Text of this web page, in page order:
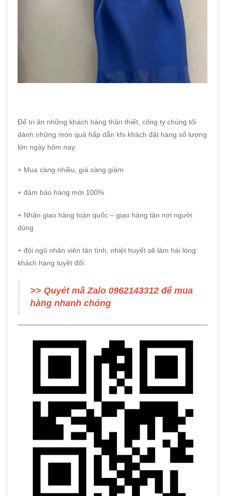
Để tri ân những khách hàng thân thiết, công ty chúng tôi
dành những món quà hấp dẫn khi khách đặt hàng số lượng
lớn ngày hôm nay:
+ Mua càng nhiều, giá càng giảm
+ đảm bảo hàng mới 100%
+ Nhận giao hàng toàn quốc – giao hàng tận nơi người
dùng
+ đội ngũ nhân viên tận tình, nhiệt huyết sẽ làm hài lòng
khách hàng tuyệt đối
>> Quyét mã Zalo 0962143312 để mua
hàng nhanh chóng